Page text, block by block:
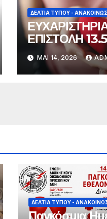
ΔΕΛΤΊΑ ΤΎΠΟΥ -
ΕΠΙΣΤΟΛΗ
ΜΆΙ 14, 2026
ΔΕΛΤΊΑ ΤΎΠΟΥ -
Παγκόσμια